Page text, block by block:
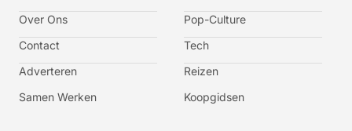
-
f
a
c
e
o
o
-
t
w
i
t
e
r
-
s
g
r
m
-
-
u
b
Over Ons
Contact
Adverteren
Samen Werken
Pop-Culture
Tech
Reizen
Koopgidsen